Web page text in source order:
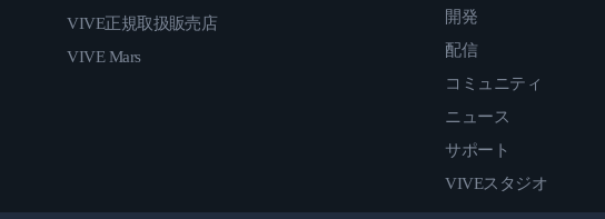
VIVE正規取扱販売店
VIVE Mars
開発
配信
コミュニティ
ニュース
サポート
VIVEスタジオ